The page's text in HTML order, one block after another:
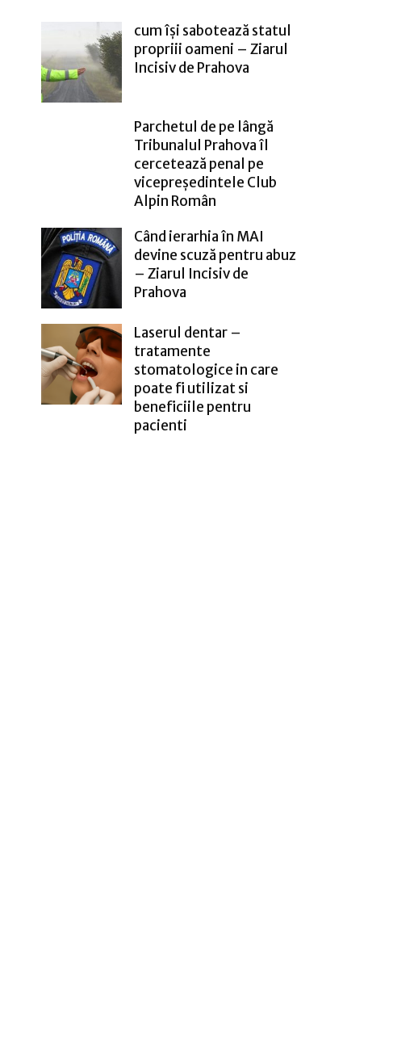
cum își sabotează statul
propriii oameni – Ziarul
Incisiv de Prahova
Parchetul de pe lângă
Tribunalul Prahova îl
cercetează penal pe
vicepreședintele Club
Alpin Român
Când ierarhia în MAI
devine scuză pentru abuz
– Ziarul Incisiv de
Prahova
Laserul dentar –
tratamente
stomatologice in care
poate fi utilizat si
beneficiile pentru
pacienti